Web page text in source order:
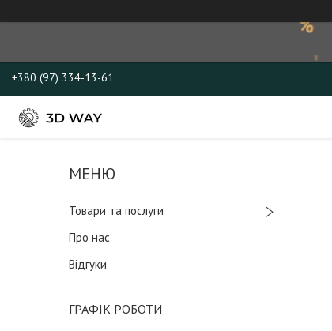
+380 (97) 334-13-61
Товари та послуги
Про нас
Відгуки
ГРАФІК РОБОТИ